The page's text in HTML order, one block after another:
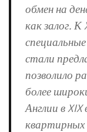
обмен на
как залог. К
стали
позволило
более
Англии в
квартирных